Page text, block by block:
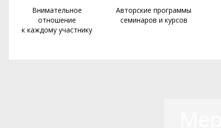
Внимательное
отношение
к каждому участнику
Авторские программы
семинаров и курсов